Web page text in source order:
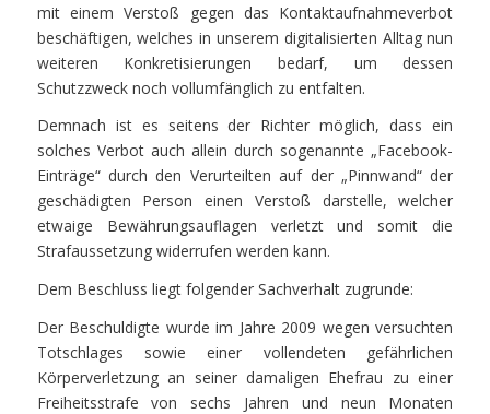
mit einem Verstoß gegen das Kontaktaufnahmeverbot
beschäftigen, welches in unserem digitalisierten Alltag nun
weiteren Konkretisierungen bedarf, um dessen
Schutzzweck noch vollumfänglich zu entfalten.
Demnach ist es seitens der Richter möglich, dass ein
solches Verbot auch allein durch sogenannte „Facebook-
Einträge“ durch den Verurteilten auf der „Pinnwand“ der
geschädigten Person einen Verstoß darstelle, welcher
etwaige Bewährungsauflagen verletzt und somit die
Strafaussetzung widerrufen werden kann.
Dem Beschluss liegt folgender Sachverhalt zugrunde:
Der Beschuldigte wurde im Jahre 2009 wegen versuchten
Totschlages sowie einer vollendeten gefährlichen
Körperverletzung an seiner damaligen Ehefrau zu einer
Freiheitsstrafe von sechs Jahren und neun Monaten